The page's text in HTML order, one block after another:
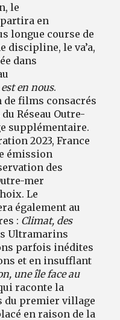
le
en
longue course de
discipline, le va’a,
dans
est en nous.
de films consacrés
Réseau Outre-
supplémentaire.
2023, France
émission
des
mer
Le
également au
: Climat, des
Ultramarins
parfois inédites
et en insufflant
une île face au
raconte la
du premier village
en raison de la